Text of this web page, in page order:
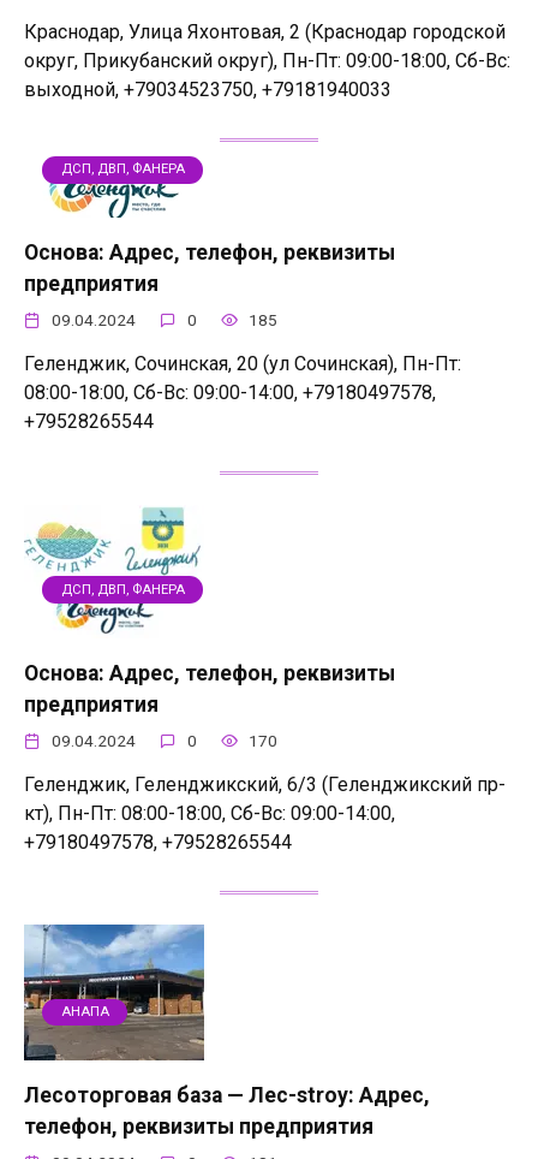
Краснодар, Улица Яхонтовая, 2 (Краснодар городской
округ, Прикубанский округ), Пн-Пт: 09:00-18:00, Сб-Вс:
выходной, +79034523750, +79181940033
ДСП, ДВП, ФАНЕРА
Основа: Адрес, телефон, реквизиты
предприятия
09.04.2024 0 185
Геленджик, Сочинская, 20 (ул Сочинская), Пн-Пт:
08:00-18:00, Сб-Вс: 09:00-14:00, +79180497578,
+79528265544
ДСП, ДВП, ФАНЕРА
Основа: Адрес, телефон, реквизиты
предприятия
09.04.2024 0 170
Геленджик, Геленджикский, 6/3 (Геленджикский пр-
кт), Пн-Пт: 08:00-18:00, Сб-Вс: 09:00-14:00,
+79180497578, +79528265544
АНАПА
Лесоторговая база — Лес-stroy: Адрес,
телефон, реквизиты предприятия